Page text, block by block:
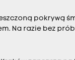
pokrywą
Na razie bez